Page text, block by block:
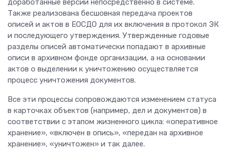
доработанные версии непосредственно в системе.
Также реализована бесшовная передача проектов
описей и актов в ЕОСДО для их включения в протокол ЭК
и последующего утверждения. Утвержденные годовые
разделы описей автоматически попадают в архивные
описи в архивном фонде организации, а на основании
актов о выделении к уничтожению осуществляется
процесс уничтожения документов.
Все эти процессы сопровождаются изменением статуса
в карточках объектов (например, дел и документов) в
соответствии с этапом жизненного цикла: «оперативное
хранение», «включен в опись», «передан на архивное
хранение», «уничтожен» и так далее.